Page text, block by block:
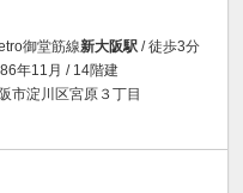
御堂筋線新大阪駅 / 徒歩3分
年11月 / 14階建
市淀川区宮原３丁目